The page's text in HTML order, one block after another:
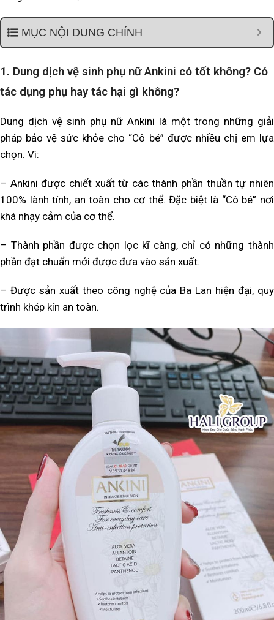
MỤC NỘI DUNG CHÍNH
1. Dung dịch vệ sinh phụ nữ Ankini có tốt không? Có
tác dụng phụ hay tác hại gì không?
Dung dịch vệ sinh phụ nữ Ankini là một trong những giải
pháp bảo vệ sức khỏe cho “Cô bé” được nhiều chị em lựa
chọn. Vì:
– Ankini được chiết xuất từ các thành phần thuần tự nhiên
100% lành tính, an toàn cho cơ thể. Đặc biệt là “Cô bé” nơi
khá nhạy cảm của cơ thể.
– Thành phần được chọn lọc kĩ càng, chỉ có những thành
phần đạt chuẩn mới được đưa vào sản xuất.
– Được sản xuất theo công nghệ của Ba Lan hiện đại, quy
trình khép kín an toàn.